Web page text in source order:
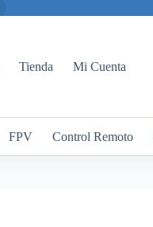
Tienda Mi Cuenta
FPV Control Remoto